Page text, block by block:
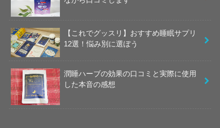
【これでグッスリ】おすすめ睡眠サプリ
12選！悩み別に選ぼう
潤睡ハーブの効果の口コミと実際に使用
した本音の感想